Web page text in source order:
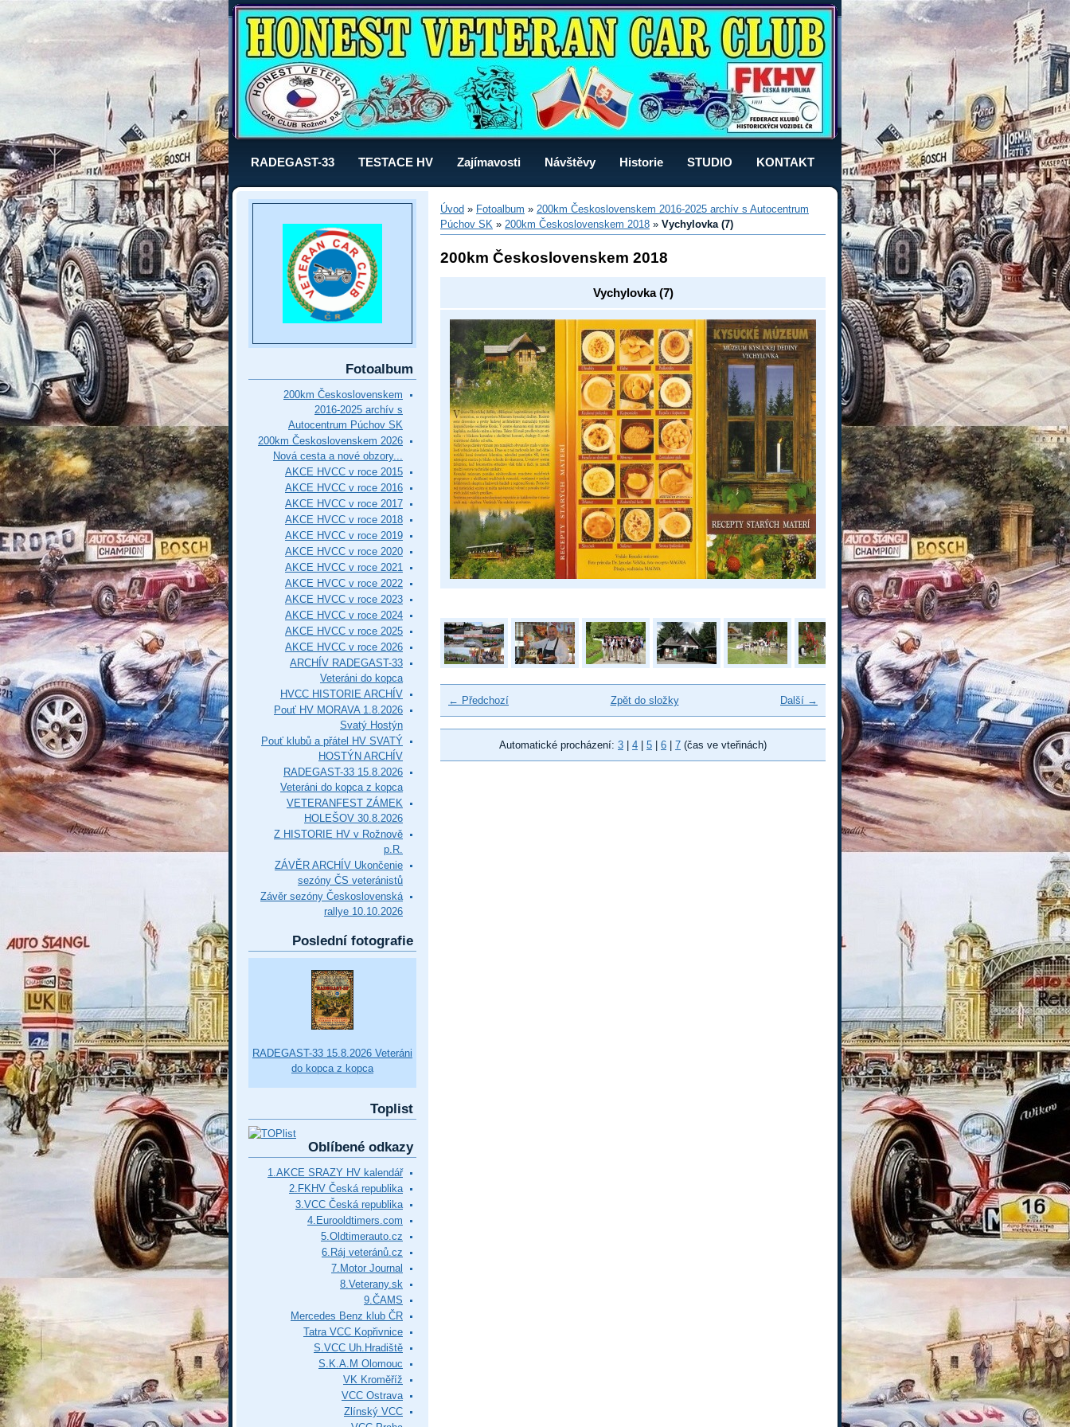
RADEGAST-33 TESTACE HV Zajímavosti Návštěvy Historie STUDIO KONTAKT
Úvod » Fotoalbum » 200km Československem 2016-2025 archív s Autocentrum
Púchov SK » 200km Československem 2018 » Vychylovka (7)
200km Československem 2018
Vychylovka (7)
← Předchozí Další →
Zpět do složky
Automatické procházení: 3 4 5 6 7 (čas ve vteřinách)
Fotoalbum
200km Československem
2016-2025 archív s
Autocentrum Púchov SK
200km Československem 2026
Nová cesta a nové obzory...
AKCE HVCC v roce 2015
AKCE HVCC v roce 2016
AKCE HVCC v roce 2017
AKCE HVCC v roce 2018
AKCE HVCC v roce 2019
AKCE HVCC v roce 2020
AKCE HVCC v roce 2021
AKCE HVCC v roce 2022
AKCE HVCC v roce 2023
AKCE HVCC v roce 2024
AKCE HVCC v roce 2025
AKCE HVCC v roce 2026
ARCHÍV RADEGAST-33
Veteráni do kopca
HVCC HISTORIE ARCHÍV
Pouť HV MORAVA 1.8.2026
Svatý Hostýn
Pouť klubů a přátel HV SVATÝ
HOSTÝN ARCHÍV
RADEGAST-33 15.8.2026
Veteráni do kopca z kopca
VETERANFEST ZÁMEK
HOLEŠOV 30.8.2026
Z HISTORIE HV v Rožnově
p.R.
ZÁVĚR ARCHÍV Ukončenie
sezóny ČS veteránistů
Závěr sezóny Československá
rallye 10.10.2026
Poslední fotografie
RADEGAST-33 15.8.2026 Veteráni
do kopca z kopca
Toplist
Oblíbené odkazy
1.AKCE SRAZY HV kalendář
2.FKHV Česká republika
3.VCC Česká republika
4.Eurooldtimers.com
5.Oldtimerauto.cz
6.Ráj veteránů.cz
7.Motor Journal
8.Veterany.sk
9.ČAMS
Mercedes Benz klub ČR
Tatra VCC Kopřivnice
S.VCC Uh.Hradiště
S.K.A.M Olomouc
VK Kroměříž
VCC Ostrava
Zlínský VCC